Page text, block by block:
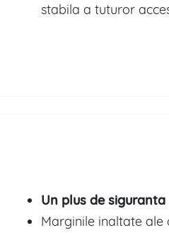
stabila a tuturor
Un plus de siguranta
Marginile inaltate ale